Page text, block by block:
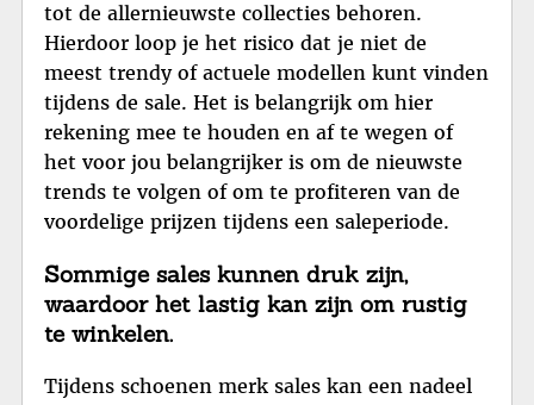
tot de allernieuwste collecties behoren.
Hierdoor loop je het risico dat je niet de
meest trendy of actuele modellen kunt vinden
tijdens de sale. Het is belangrijk om hier
rekening mee te houden en af te wegen of
het voor jou belangrijker is om de nieuwste
trends te volgen of om te profiteren van de
voordelige prijzen tijdens een saleperiode.
Sommige sales kunnen druk zijn,
waardoor het lastig kan zijn om rustig
te winkelen.
Tijdens schoenen merk sales kan een nadeel